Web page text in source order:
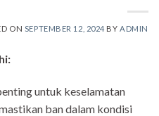
ON SEPTEMBER 12, 2024 BYADMIN
untuk keselamatan
ban dalam kondisi